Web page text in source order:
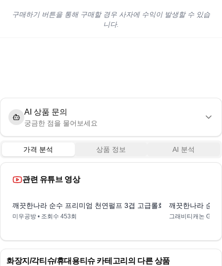
구매하기 버튼을 통해 구매할 경우 사자에 수익이 발생할 수 있습
니다.
AI 상품 문의
궁금한 점을 물어보세요
가격 분석 상품 정보 AI 분석
관련 유튜브 영상
깨끗한나라 순수 프리미엄 천연펄프 3겹 고급롤화장지
미우공방 • 조회수 453회
깨끗한나라 순
그래비티캐논
화장지/각티슈/휴대용티슈카테고리의 다른 상품